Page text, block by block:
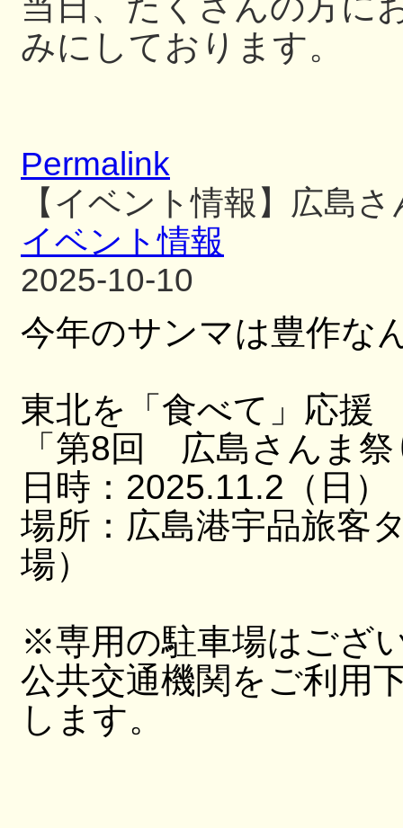
みにしております。
Permalink
【イベント情報】広島
イベント情報
2025-10-10
今年のサンマは豊作な
東北を「食べて」応援
「第8回 広島さんま祭
日時：2025.11.2（日
場所：広島港宇品旅客
場）
※専用の駐車場はござ
公共交通機関をご利用
します。